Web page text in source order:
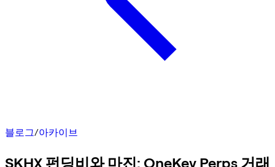
블로그/아카이브
SKHX 펀딩비와 마진: OneKey Perps 거래